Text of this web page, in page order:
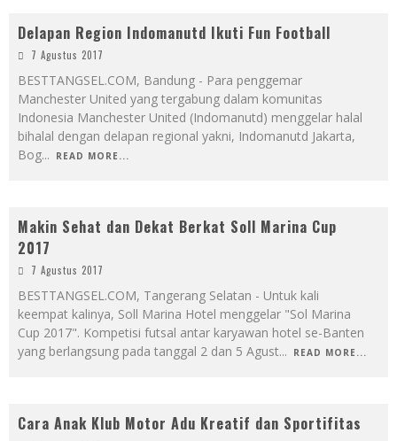
Delapan Region Indomanutd Ikuti Fun Football
7 Agustus 2017
BESTTANGSEL.COM, Bandung - Para penggemar
Manchester United yang tergabung dalam komunitas
Indonesia Manchester United (Indomanutd) menggelar halal
bihalal dengan delapan regional yakni, Indomanutd Jakarta,
Bog... READ MORE...
Makin Sehat dan Dekat Berkat Soll Marina Cup
2017
7 Agustus 2017
BESTTANGSEL.COM, Tangerang Selatan - Untuk kali
keempat kalinya, Soll Marina Hotel menggelar "Sol Marina
Cup 2017". Kompetisi futsal antar karyawan hotel se-Banten
yang berlangsung pada tanggal 2 dan 5 Agust... READ MORE...
Cara Anak Klub Motor Adu Kreatif dan Sportifitas